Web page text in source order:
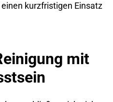
kurzfristigen Einsatz
mit